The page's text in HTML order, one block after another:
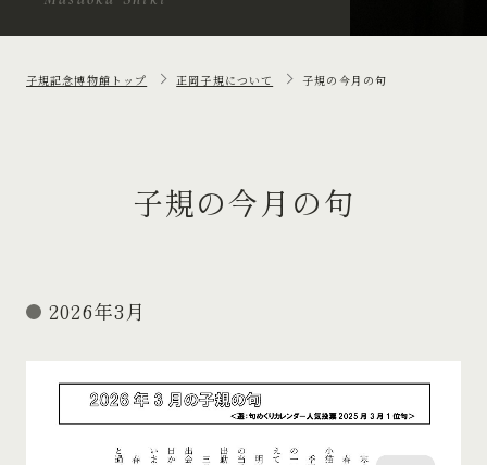
子規記念博物館トップ 正岡子規について 子規の今月の句
子規の今月の句
2026年3月